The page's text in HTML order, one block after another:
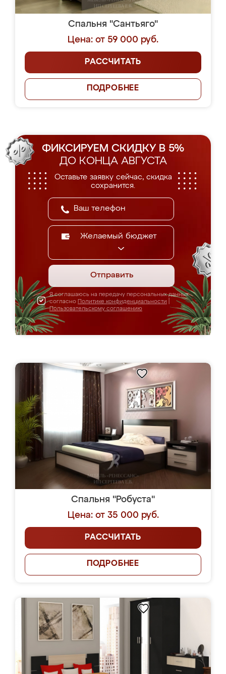
Спальня "Сантьяго"
Цена: от 59 000 руб.
РАССЧИТАТЬ
ПОДРОБНЕЕ
ФИКСИРУЕМ СКИДКУ В 5%
ДО КОНЦА АВГУСТА
Оставьте заявку сейчас, скидка
сохранится.
Желаемый бюджет
Отправить
Я соглашаюсь на передачу персональных данных
согласно Политике конфиденциальности
Пользовательскому соглашению
Спальня "Робуста"
Цена: от 35 000 руб.
РАССЧИТАТЬ
ПОДРОБНЕЕ